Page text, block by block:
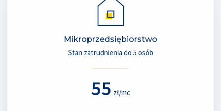
Mikroprzedsiębiorstwo
Stan zatrudnienia do 5 osób
55 zł/mc